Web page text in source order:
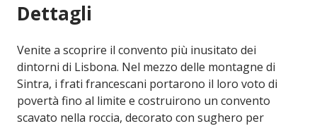
Dettagli
Venite a scoprire il convento più inusitato dei
dintorni di Lisbona. Nel mezzo delle montagne di
Sintra, i frati francescani portarono il loro voto di
povertà fino al limite e costruirono un convento
scavato nella roccia, decorato con sughero per